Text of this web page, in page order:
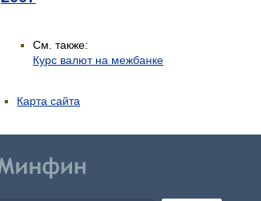
См. также:
Курс валют на межбанке
Карта сайта